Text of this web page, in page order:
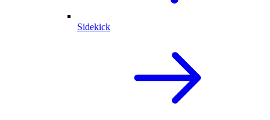
Sidekick